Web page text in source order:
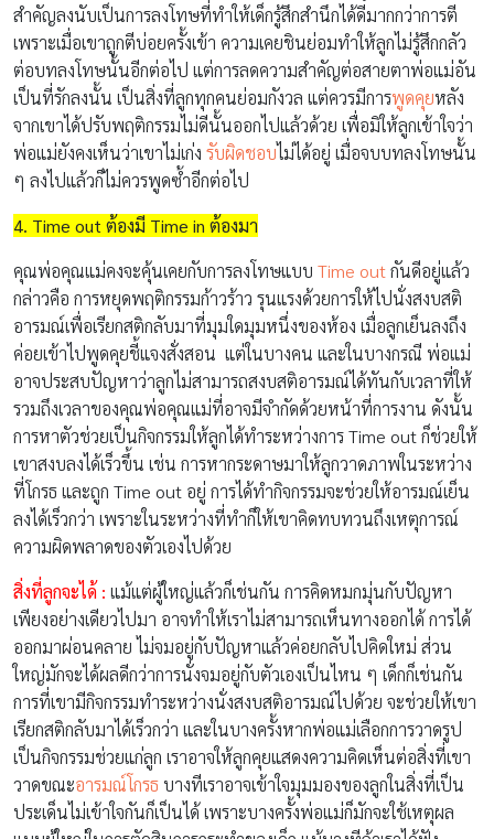
สำคัญลงนับเป็นการลงโทษที่ทำให้เด็กรู้สึกสำนึกได้ดีมากกว่าการตี
เพราะเมื่อเขาถูกตีบ่อยครั้งเข้า ความเคยชินย่อมทำให้ลูกไม่รู้สึกกลัว
ต่อบทลงโทษนั้นอีกต่อไป แต่การลดความสำคัญต่อสายตาพ่อแม่อัน
เป็นที่รักลงนั้น เป็นสิ่งที่ลูกทุกคนย่อมกังวล แต่ควรมีการพูดคุยหลัง
จากเขาได้ปรับพฤติกรรมไม่ดีนั้นออกไปแล้วด้วย เพื่อมิให้ลูกเข้าใจว่า
พ่อแม่ยังคงเห็นว่าเขาไม่เก่ง รับผิดชอบไม่ได้อยู่ เมื่อจบบทลงโทษนั้น
ๆ ลงไปแล้วก็ไม่ควรพูดซ้ำอีกต่อไป
4. Time out ต้องมี Time in ต้องมา
คุณพ่อคุณแม่คงจะคุ้นเคยกับการลงโทษแบบ Time outกันดีอยู่แล้ว
กล่าวคือ การหยุดพฤติกรรมก้าวร้าว รุนแรงด้วยการให้ไปนั่งสงบสติ
อารมณ์เพื่อเรียกสติกลับมาที่มุมใดมุมหนึ่งของห้อง เมื่อลูกเย็นลงถึง
ค่อยเข้าไปพูดคุยชี้แจงสั่งสอน แต่ในบางคน และในบางกรณี พ่อแม่
อาจประสบปัญหาว่าลูกไม่สามารถสงบสติอารมณ์ได้ทันกับเวลาที่ให้
รวมถึงเวลาของคุณพ่อคุณแม่ที่อาจมีจำกัดด้วยหน้าที่การงาน ดังนั้น
การหาตัวช่วยเป็นกิจกรรมให้ลูกได้ทำระหว่างการ Time out ก็ช่วยให้
เขาสงบลงได้เร็วขึ้น เช่น การหากระดาษมาให้ลูกวาดภาพในระหว่าง
ที่โกรธ และถูก Time out อยู่ การได้ทำกิจกรรมจะช่วยให้อารมณ์เย็น
ลงได้เร็วกว่า เพราะในระหว่างที่ทำก็ให้เขาคิดทบทวนถึงเหตุการณ์
ความผิดพลาดของตัวเองไปด้วย
สิ่งที่ลูกจะได้ : แม้แต่ผู้ใหญ่แล้วก็เช่นกัน การคิดหมกมุ่นกับปัญหา
เพียงอย่างเดียวไปมา อาจทำให้เราไม่สามารถเห็นทางออกได้ การได้
ออกมาผ่อนคลาย ไม่จมอยู่กับปัญหาแล้วค่อยกลับไปคิดใหม่ ส่วน
ใหญ่มักจะได้ผลดีกว่าการนั่งจมอยู่กับตัวเองเป็นไหน ๆ เด็กก็เช่นกัน
การที่เขามีกิจกรรมทำระหว่างนั่งสงบสติอารมณ์ไปด้วย จะช่วยให้เขา
เรียกสติกลับมาได้เร็วกว่า และในบางครั้งหากพ่อแม่เลือกการวาดรูป
เป็นกิจกรรมช่วยแก่ลูก เราอาจให้ลูกคุยแสดงความคิดเห็นต่อสิ่งที่เขา
วาดขณะอารมณ์โกรธ บางทีเราอาจเข้าใจมุมมองของลูกในสิ่งที่เป็น
ประเด็นไม่เข้าใจกันก็เป็นได้ เพราะบางครั้งพ่อแม่ก็มักจะใช้เหตุผล